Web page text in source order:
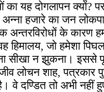
यह दोगलापन क्यों?
हजारे का जन
अन्तरविरोधों के कारण
हिमालय, जो हमेशा
सीखा न झुकना। इससे
लोचन शाह, पत्रकार
वे दण्डित तो अभी नहीं